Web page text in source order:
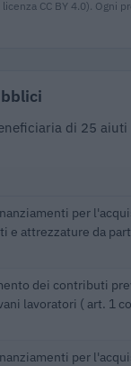
licenza CC BY 4.0). Ogni
di 25
per
e attrezzature da
dei contributi
lavoratori ( art. 1
per